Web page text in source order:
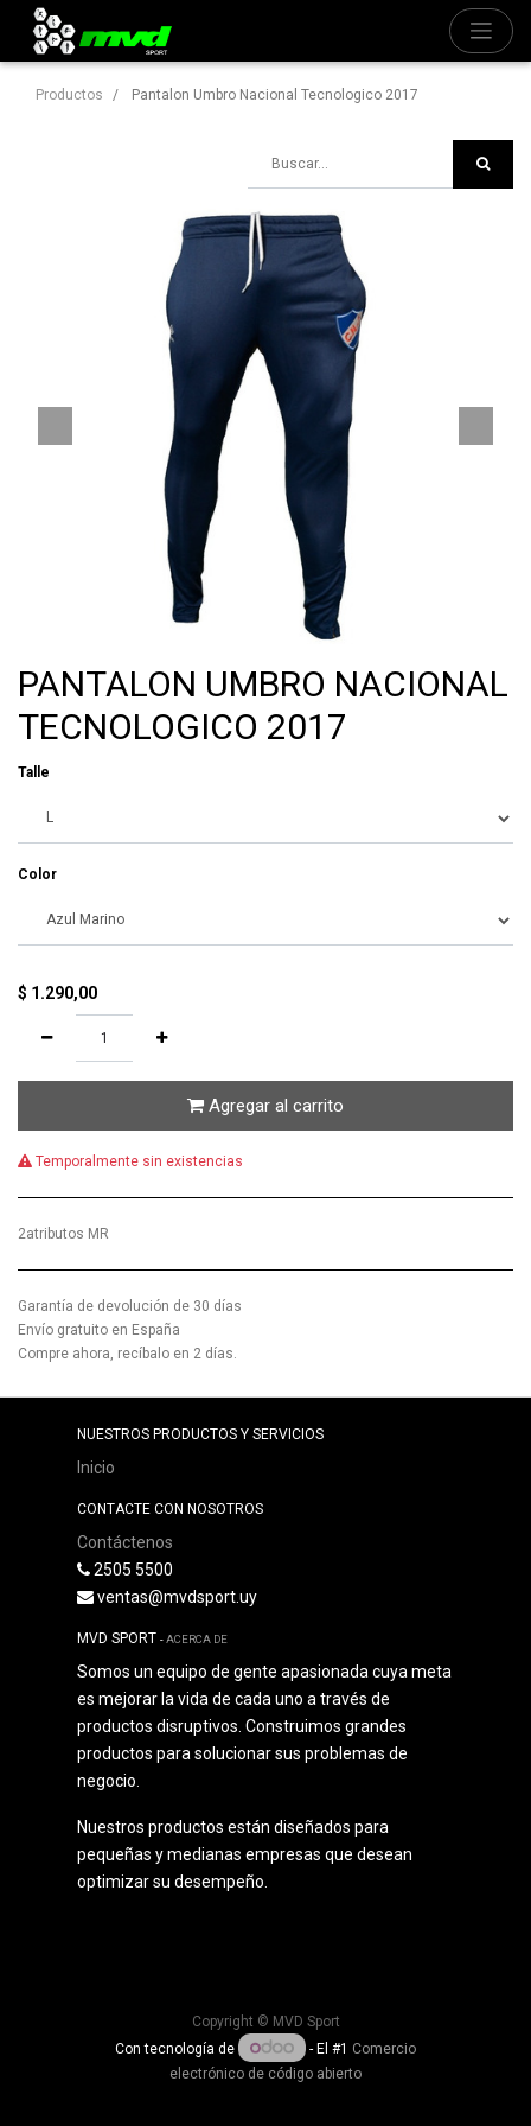
Productos Pantalon Umbro Nacional Tecnologico 2017
PANTALON UMBRO NACIONAL
TECNOLOGICO 2017
Talle
Color
$ 1.290,00
Agregar al carrito
Temporalmente sin existencias
2atributos MR
Garantía de devolución de 30 días
Envío gratuito en España
Compre ahora, recíbalo en 2 días.
NUESTROS PRODUCTOS Y SERVICIOS
Inicio
CONTACTE CON NOSOTROS
Contáctenos
2505 5500
ventas@mvdsport.uy
MVD SPORT -ACERCA DE
Somos un equipo de gente apasionada cuya meta
es mejorar la vida de cada uno a través de
productos disruptivos. Construimos grandes
productos para solucionar sus problemas de
negocio.
Nuestros productos están diseñados para
pequeñas y medianas empresas que desean
optimizar su desempeño.
Copyright © MVD Sport
Con tecnología de
- El #1 Comercio
electrónico de código abierto